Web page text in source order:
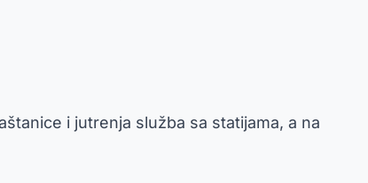
i jutrenja služba sa statijama, a na